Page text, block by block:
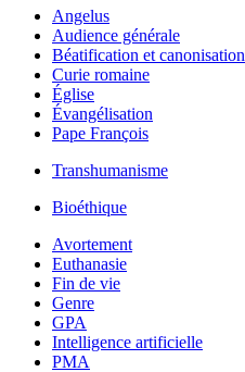
Angelus
Audience générale
Béatification et canonisation
Curie romaine
Église
Évangélisation
Pape François
Transhumanisme
Bioéthique
Avortement
Euthanasie
Fin de vie
Genre
GPA
Intelligence artificielle
PMA